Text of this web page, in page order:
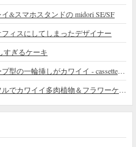
&スマホスタンドの midori SE/SF
ィスにしてしまったデザイナー
すぎるケーキ